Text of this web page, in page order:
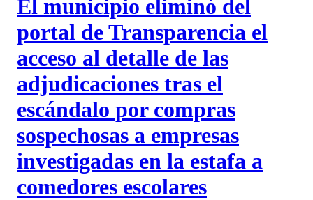
El municipio eliminó del
portal de Transparencia el
acceso al detalle de las
adjudicaciones tras el
escándalo por compras
sospechosas a empresas
investigadas en la estafa a
comedores escolares